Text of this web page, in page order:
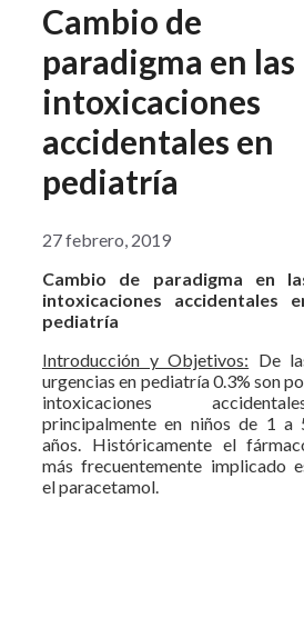
Cambio de
paradigma en las
intoxicaciones
accidentales en
pediatría
27 febrero, 2019
Cambio de paradigma en
intoxicaciones accidentales
pediatría
Introducción y Objetivos: De
urgencias en pediatría 0.3% son
intoxicaciones
principalmente en niños de 1 a
años. Históricamente el
más frecuentemente implicado
el paracetamol.